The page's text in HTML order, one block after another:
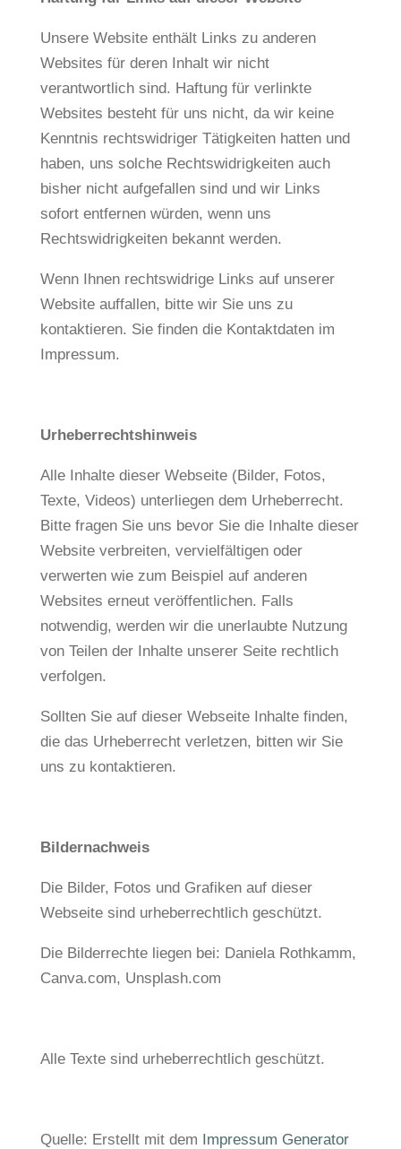
Unsere Website enthält Links zu anderen
Websites für deren Inhalt wir nicht
verantwortlich sind. Haftung für verlinkte
Websites besteht für uns nicht, da wir keine
Kenntnis rechtswidriger Tätigkeiten hatten und
haben, uns solche Rechtswidrigkeiten auch
bisher nicht aufgefallen sind und wir Links
sofort entfernen würden, wenn uns
Rechtswidrigkeiten bekannt werden.
Wenn Ihnen rechtswidrige Links auf unserer
Website auffallen, bitte wir Sie uns zu
kontaktieren. Sie finden die Kontaktdaten im
Impressum.
Urheberrechtshinweis
Alle Inhalte dieser Webseite (Bilder, Fotos,
Texte, Videos) unterliegen dem Urheberrecht.
Bitte fragen Sie uns bevor Sie die Inhalte dieser
Website verbreiten, vervielfältigen oder
verwerten wie zum Beispiel auf anderen
Websites erneut veröffentlichen. Falls
notwendig, werden wir die unerlaubte Nutzung
von Teilen der Inhalte unserer Seite rechtlich
verfolgen.
Sollten Sie auf dieser Webseite Inhalte finden,
die das Urheberrecht verletzen, bitten wir Sie
uns zu kontaktieren.
Bildernachweis
Die Bilder, Fotos und Grafiken auf dieser
Webseite sind urheberrechtlich geschützt.
Die Bilderrechte liegen bei: Daniela Rothkamm,
Canva.com, Unsplash.com
Alle Texte sind urheberrechtlich geschützt.
Quelle: Erstellt mit dem Impressum Generator